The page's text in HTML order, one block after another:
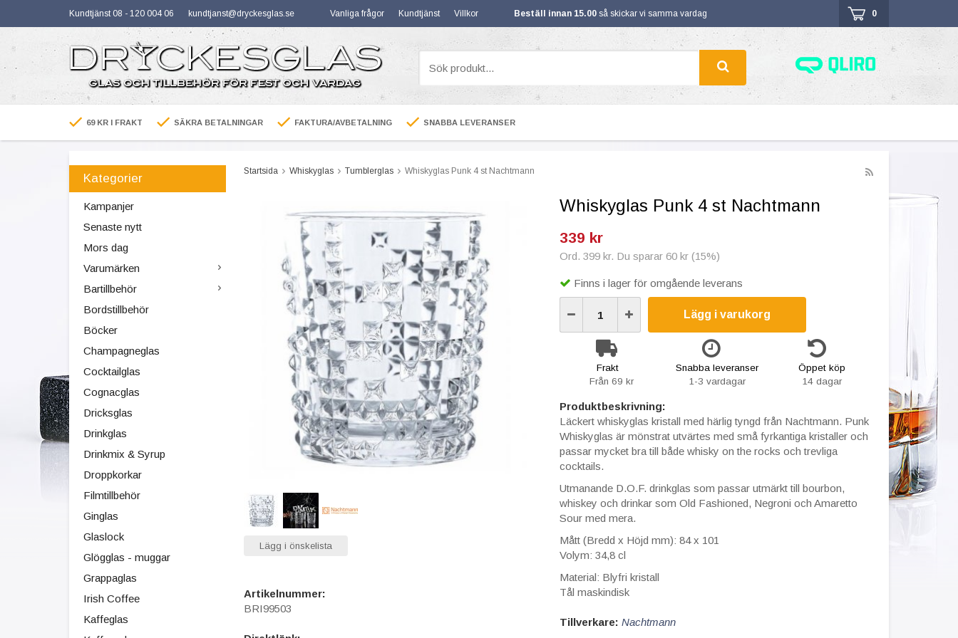
Kundtjänst 08 - 120 004 06 kundtjanst@dryckesglas.se Vanliga frågor Kundtjänst Villkor Beställ innan 15.00 så skickar vi samma vardag 0
69 KR I FRAKT SÄKRA BETALNINGAR FAKTURA/AVBETALNING SNABBA LEVERANSER
Kategorier
Kampanjer
Senaste nytt
Mors dag
Varumärken
Bartillbehör
Bordstillbehör
Böcker
Champagneglas
Cocktailglas
Cognacglas
Dricksglas
Drinkglas
Drinkmix & Syrup
Droppkorkar
Filmtillbehör
Ginglas
Glaslock
Glögglas - muggar
Grappaglas
Irish Coffee
Kaffeglas
Startsida Whiskyglas Tumblerglas Whiskyglas Punk 4 st Nachtmann
Whiskyglas Punk 4 st Nachtmann
339 kr
Ord. 399 kr. Du sparar 60 kr (15%)
Finns i lager för omgående leverans
Lägg i varukorg
Frakt
Från 69 kr
Snabba leveranser
1-3 vardagar
Öppet köp
14 dagar
Produktbeskrivning:
Läckert whiskyglas kristall med härlig tyngd från Nachtmann. Punk
Whiskyglas är mönstrat utvärtes med små fyrkantiga kristaller och
passar mycket bra till både whisky on the rocks och trevliga
cocktails.
Utmanande D.O.F. drinkglas som passar utmärkt till bourbon,
whiskey och drinkar som Old Fashioned, Negroni och Amaretto
Sour med mera.
Mått (Bredd x Höjd mm): 84 x 101
Volym: 34,8 cl
Material: Blyfri kristall
Tål maskindisk
Tillverkare: Nachtmann
Lägg i önskelista
Artikelnummer:
BRI99503